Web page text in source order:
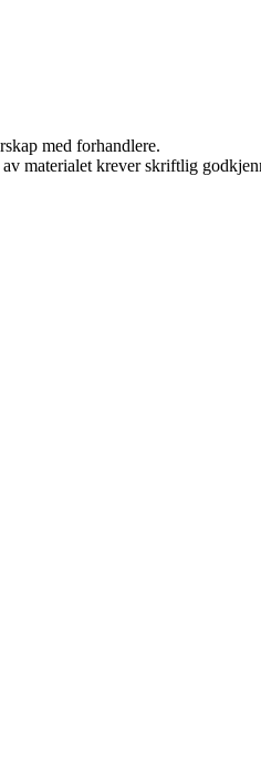
med forhandlere.
materialet krever skriftlig